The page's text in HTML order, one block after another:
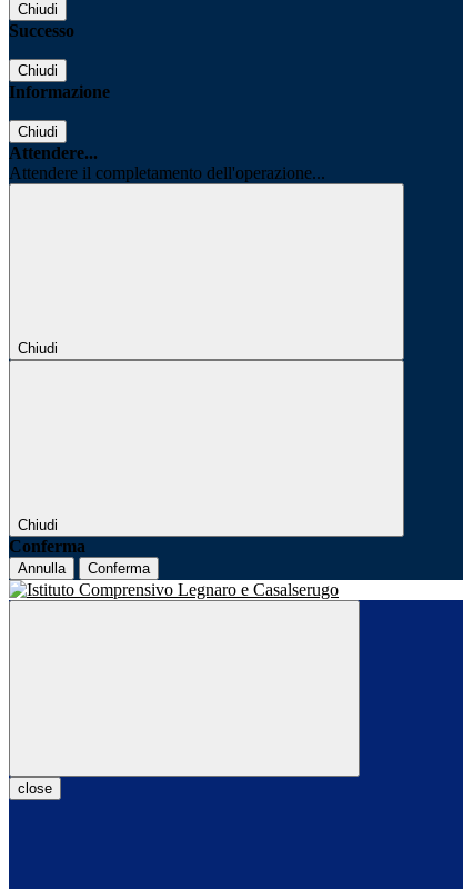
Chiudi
Successo
Chiudi
Informazione
Chiudi
Attendere...
Attendere il completamento dell'operazione...
Chiudi
Chiudi
Conferma
Annulla Conferma
close